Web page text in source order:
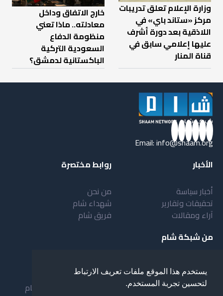
يستخدم هذا الموقع ملفات تعريف الارتباط
لتحسين تجربة المستخدم.
وزارة الإعلام تعلق تدريبات
مركز «ستاند باي» في
اللاذقية بعد دورة أشرف
عليها إعلامي سابق في
قناة المنار
خارج الاتفاق وداخل
معادلته.. ماذا تعني
منظومة الدفاع
السعودية التركية
الباكستانية لدمشق؟
Email:info@shaam.org
الأخبار
أخبار سياسة
تحقيقات وتقارير
آراء ومقالات
روابط مختصرة
من نحن
شهداء شام
فريق شام
من شبكة شام
خدمات شبكة شام
المستفيدون من الشبكة
مقدمة عن شبكة شام
نظام العمل في شبكة شام